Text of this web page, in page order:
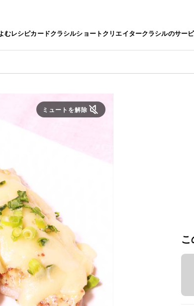
むレシピカードクラシルショートクリエイタークラシルのサー
ミュートを解除